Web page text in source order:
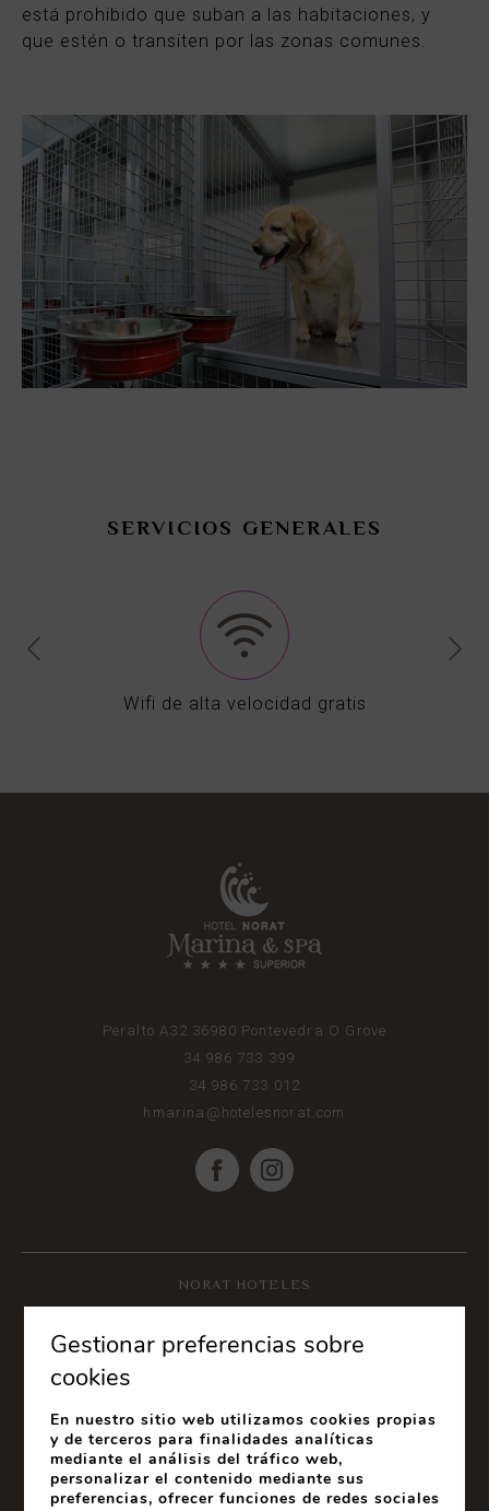
está prohibido que suban a las habitaciones, y
que estén o transiten por las zonas comunes.
SERVICIOS GENERALES
Wifi de alta velocidad gratis
Peralto A32 36980 Pontevedra O Grove
34 986 733 399
34 986 733 012
hmarina@hotelesnorat.com
NORAT HOTELES
Gestionar preferencias sobre
cookies
En nuestro sitio web utilizamos cookies propias
y de terceros para finalidades analíticas
mediante el análisis del tráfico web,
personalizar el contenido mediante sus
preferencias, ofrecer funciones de redes sociales